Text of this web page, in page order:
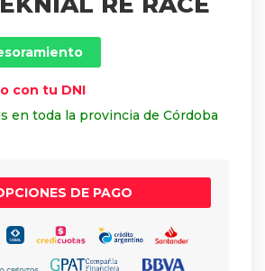
DE PAGO
con tu DNI
en toda la provincia de Córdoba